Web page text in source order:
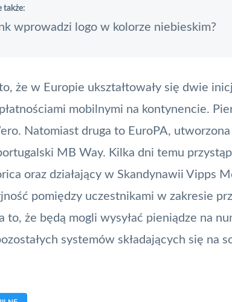
także:
wprowadzi logo w kolorze niebieskim?
że w Europie ukształtowały się dwie
mobilnymi na kontynencie.
Natomiast druga to EuroPA, utworzona
MB Way. Kilka dni temu
oraz działający w Skandynawii Vipps
pomiędzy uczestnikami w zakresie
to, że będą mogli wysyłać pieniądze na
systemów składających się na